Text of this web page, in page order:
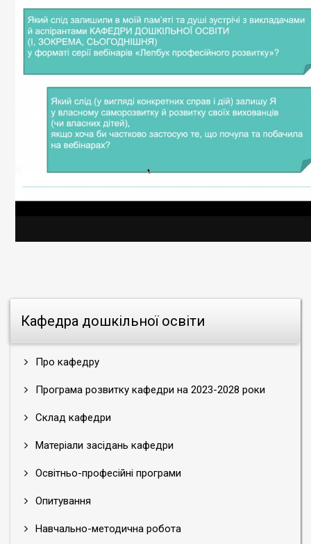
Кафедра дошкільної освіти
Про кафедру
Програма розвитку кафедри на 2023-2028 роки
Склад кафедри
Матеріали засідань кафедри
Освітньо-професійні програми
Опитування
Навчально-методична робота